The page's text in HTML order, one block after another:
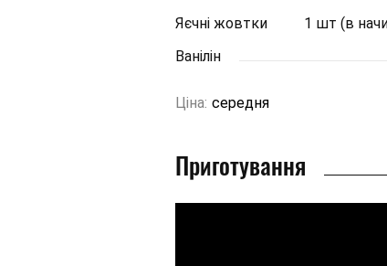
Яєчні жовтки
1 шт (в
Ванілін
Ціна: середня
Приготування